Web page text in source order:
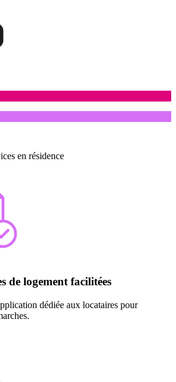
en résidence
de logement facilitées
dédiée aux locataires pour